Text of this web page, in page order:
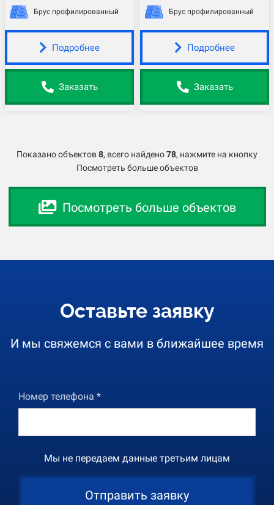
Брус профилированный
Подробнее
Заказать
Брус профилированный
Подробнее
Заказать
Показано объектов8, всего найдено78, нажмите на кнопку
Посмотреть больше объектов
Посмотреть больше объектов
Оставьте заявку
И мы свяжемся с вами в ближайшее время
Номер телефона *
Мы не передаем данные третьим лицам
Отправить заявку